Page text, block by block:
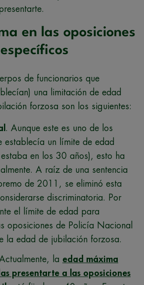
en las oposiciones
de funcionarios que
una limitación de edad
forzosa son los siguientes:
. Aunque este es uno de los
establecía un límite de edad
en los 30 años), esto ha
A raíz de una sentencia
de 2011, se eliminó esta
discriminatoria. Por
el límite de edad para
oposiciones de Policía Nacional
la edad de jubilación forzosa.
la edad máxima
presentarte a las oposiciones